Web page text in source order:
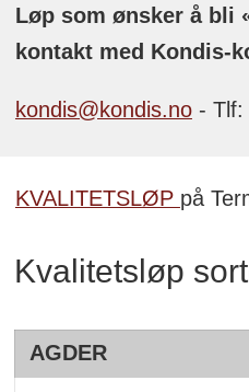
Løp som ønsker å bli
kontakt med Kondis-
kondis@kondis.no- Tlf:
KVALITETSLØP på
Kvalitetsløp
AGDER